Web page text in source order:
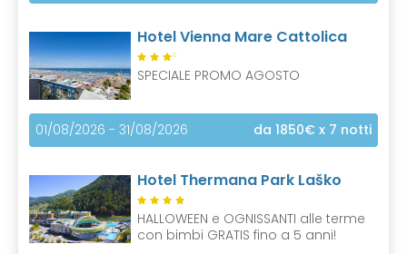
Hotel Vienna Mare Cattolica
S
SPECIALE PROMO AGOSTO
01/08/2026 - 31/08/2026 da 1850€ x 7 notti
Hotel Thermana Park Laško
HALLOWEEN e OGNISSANTI alle terme
con bimbi GRATIS fino a 5 anni!